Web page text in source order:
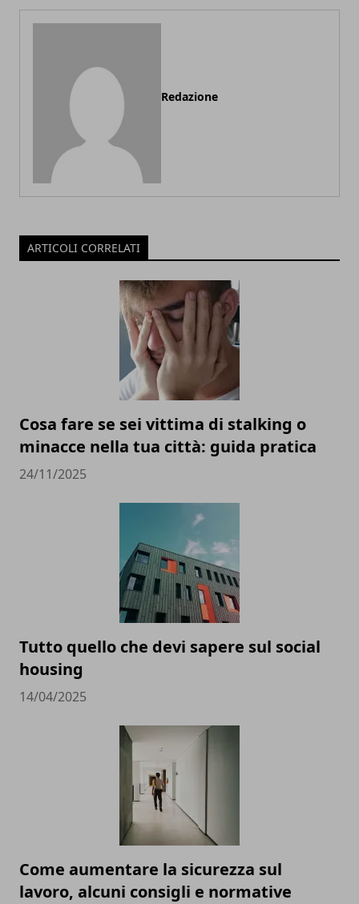
Redazione
ARTICOLI CORRELATI
Cosa fare se sei vittima di stalking o
minacce nella tua città: guida pratica
24/11/2025
Tutto quello che devi sapere sul social
housing
14/04/2025
Come aumentare la sicurezza sul
lavoro, alcuni consigli e normative